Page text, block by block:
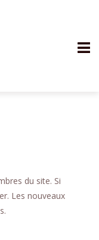
du site. Si
Les nouveaux